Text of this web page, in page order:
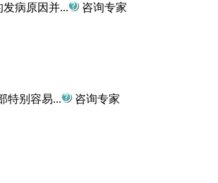
病原因并... 咨询专家
特别容易... 咨询专家